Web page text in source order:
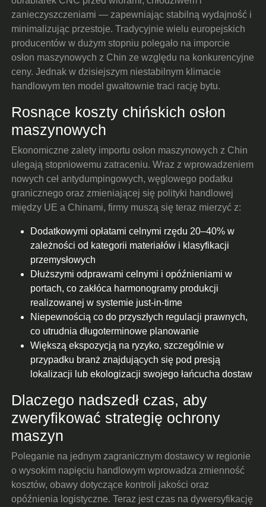
zanieczyszczeniami — zapewniając stabilną wydajność i
minimalizując przestoje. Tradycyjnie wielu europejskich
producentów w dużym stopniu polegało na imporcie
osłon maszynowych z Chin ze względu na konkurencyjne
ceny. Jednak w dzisiejszym niestabilnym klimacie
handlowym ten model gwałtownie traci rację bytu.
Rosnące koszty chińskich osłon
maszynowych
Ekonomiczne zalety importu osłon maszynowych z Chin
ulegają stopniowemu zatraceniu. Wraz z wprowadzeniem
nowych ceł antydumpingowych, węglowego podatku
granicznego oraz zmieniającej się polityki handlowej
między UE a Chinami, firmy muszą się teraz mierzyć z:
Dodatkowymi opłatami celnymi rzędu 20–40% w
zależności od kategorii materiałów i klasyfikacji
przemysłowych
Dłuższymi odprawami celnymi i opóźnieniami w
portach, co zakłóca harmonogramy produkcji
realizowanej w systemie just-in-time
Niepewnością co do przyszłych regulacji prawnych,
co utrudnia długoterminowe planowanie
Większą ekspozycją na ryzyko, szczególnie w
przypadku branż znajdujących się pod presją
lokalizacji lub ekologizacji swojego łańcucha dostaw
Dlaczego nadszedł czas, aby
zweryfikować strategię ochrony
maszyn
Poleganie na jednym zagranicznym dostawcy w regionie
o wysokim napięciu handlowym wprowadza zmienność
kosztów, obawy dotyczące kontroli jakości oraz
opóźnienia logistyczne. Teraz jest czas na dywersyfikację